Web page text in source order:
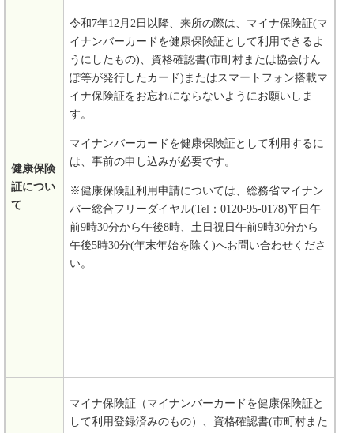
健康保険
証につい
て
令和7年12月2日以降、来所の際は、マイナ保険証(マ
イナンバーカードを健康保険証として利用できるよ
うにしたもの)、資格確認書(市町村または協会けん
ぽ等が発行したカード)またはスマートフォン搭載マ
イナ保険証をお忘れにならないようにお願いしま
す。
マイナンバーカードを健康保険証として利用するに
は、事前の申し込みが必要です。
※健康保険証利用申請については、総務省マイナン
バー総合フリーダイヤル(Tel：0120-95-0178)平日午
前9時30分から午後8時、土日祝日午前9時30分から
午後5時30分(年末年始を除く)へお問い合わせくださ
い。
マイナ保険証（マイナンバーカードを健康保険証と
して利用登録済みのもの）、資格確認書(市町村また